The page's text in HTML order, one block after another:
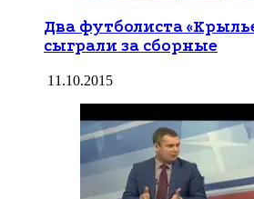
Два футболиста
сыграли за сборные
11.10.2015